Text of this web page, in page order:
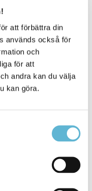
att förbättra din
används också för
och
för att
andra kan du välja
kan göra.
151